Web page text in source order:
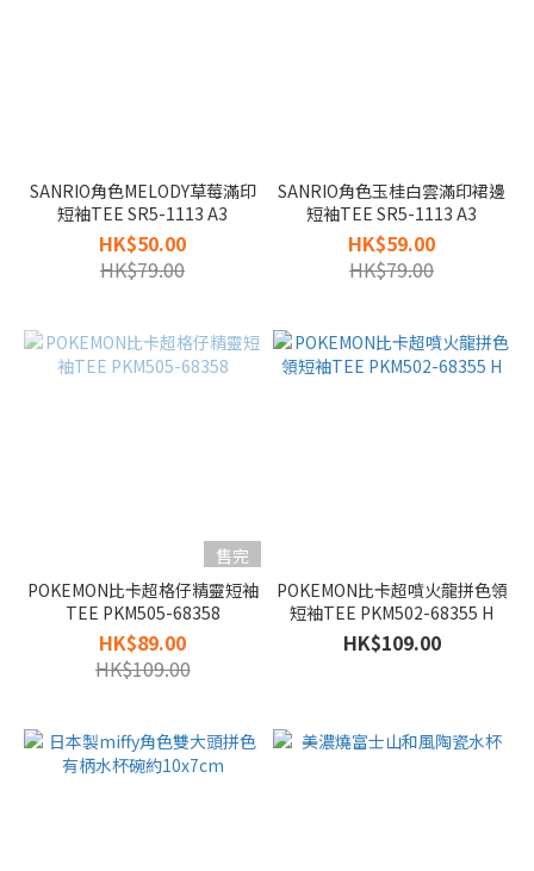
SANRIO角色MELODY草莓滿印
短袖TEE SR5-1113 A3
HK$50.00
HK$79.00
SANRIO角色玉桂白雲滿印裙邊
短袖TEE SR5-1113 A3
HK$59.00
HK$79.00
售完
POKEMON比卡超格仔精靈短袖
TEE PKM505-68358
HK$89.00
HK$109.00
POKEMON比卡超噴火龍拼色領
短袖TEE PKM502-68355 H
HK$109.00